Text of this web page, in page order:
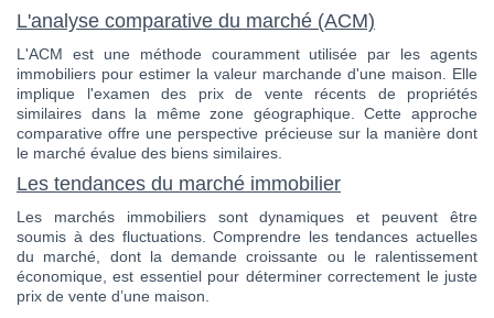
L'analyse comparative du marché (ACM)
L'ACM est une méthode couramment utilisée par les agents
immobiliers pour estimer la valeur marchande d'une maison. Elle
implique l'examen des prix de vente récents de propriétés
similaires dans la même zone géographique. Cette approche
comparative offre une perspective précieuse sur la manière dont
le marché évalue des biens similaires.
Les tendances du marché immobilier
Les marchés immobiliers sont dynamiques et peuvent être
soumis à des fluctuations. Comprendre les tendances actuelles
du marché, dont la demande croissante ou le ralentissement
économique, est essentiel pour déterminer correctement le juste
prix de vente d’une maison.